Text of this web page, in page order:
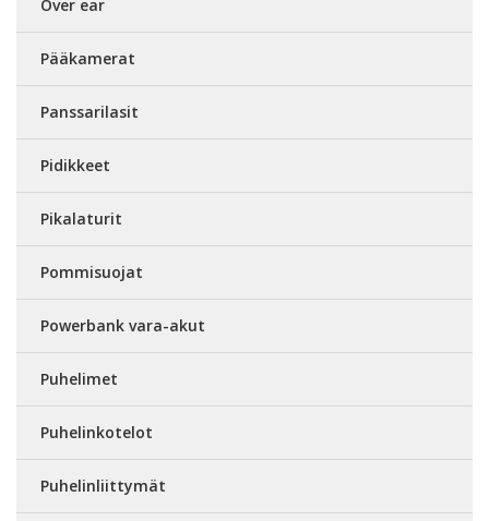
Over ear
Pääkamerat
Panssarilasit
Pidikkeet
Pikalaturit
Pommisuojat
Powerbank vara-akut
Puhelimet
Puhelinkotelot
Puhelinliittymät